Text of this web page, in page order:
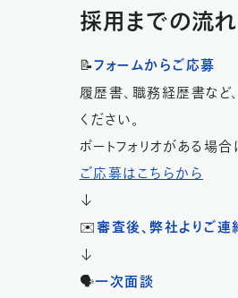
採用までの流れ
📝フォームからご応募
履歴書、職務経歴書など
ください。
ポートフォリオがある場
ご応募はこちらから
↓
✉️審査後、弊社よりご連
↓
🗣️一次面談